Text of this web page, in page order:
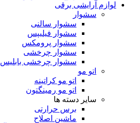
لوازم آرایشی برقی
سشوار
سشوار سالنی
سشوار فیلیپس
سشوار پرومکس
سشوار چرخشی
سشوار چرخشی بابلیس
اتو مو
اتو مو کراتینه
اتو مو رمینگتون
سایر دسته ها
برس حرارتی
ماشین اصلاح